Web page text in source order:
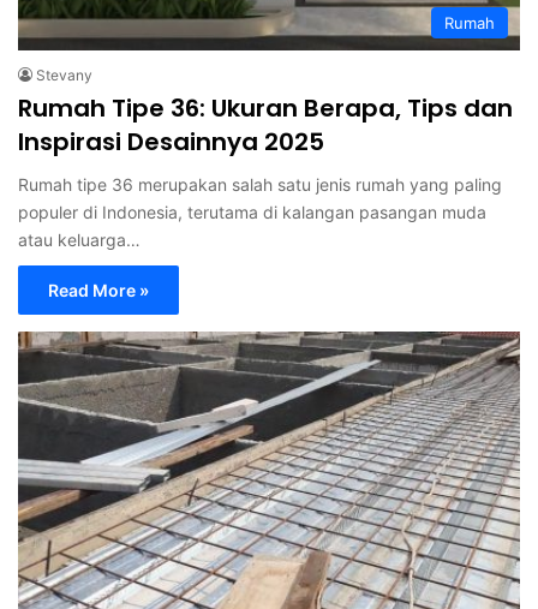
Rumah
Stevany
Rumah Tipe 36: Ukuran Berapa, Tips dan
Inspirasi Desainnya 2025
Rumah tipe 36 merupakan salah satu jenis rumah yang paling
populer di Indonesia, terutama di kalangan pasangan muda
atau keluarga…
Read More »